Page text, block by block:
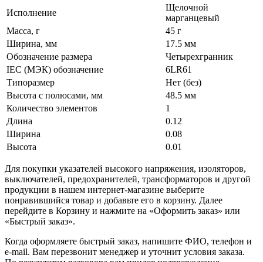
Исполнение
Щелочной
марганцевый
Масса, г
45 г
Ширина, мм
17.5 мм
Обозначение размера
Четырехгранник
IEC (МЭК) обозначение
6LR61
Типоразмер
Нет (без)
Высота с полюсами, мм
48.5 мм
Количество элементов
1
Длина
0.12
Ширина
0.08
Высота
0.01
Для покупки указателей высокого напряжения, изоляторов,
выключателей, предохранителей, трансформаторов и другой
продукции в нашем интернет-магазине выберите
понравившийся товар и добавьте его в корзину. Далее
перейдите в Корзину и нажмите на «Оформить заказ» или
«Быстрый заказ».
Когда оформляете быстрый заказ, напишите ФИО, телефон и
e-mail. Вам перезвонит менеджер и уточнит условия заказа.